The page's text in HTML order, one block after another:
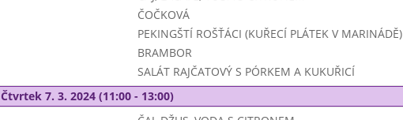
ČOČKOVÁ
PEKINGŠTÍ ROŠŤÁCI (KUŘECÍ PLÁTEK V MARINÁDĚ)
BRAMBOR
SALÁT RAJČATOVÝ S PÓRKEM A KUKUŘICÍ
Čtvrtek 7. 3. 2024 (11:00 - 13:00)